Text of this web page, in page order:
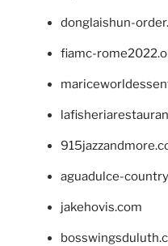
donglaishun-
fiamc-
aguadulce-
jakehovis.com